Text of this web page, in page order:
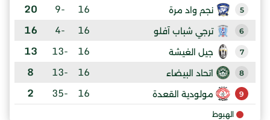
5 نجم واد مرة 16
-9
20
6 ترجي شباب آفلو 16
-4
16
7 جيل الغيشة 16
-13
13
8 اتحاد البيضاء 16
-13
8
9 مولودية القعدة 16
-35
2
الهبوط